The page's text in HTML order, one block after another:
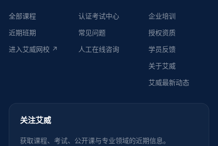
全部课程
近期班期
进入艾威网校 ↗
认证考试中心
常见问题
人工在线咨询
企业培训
授权资质
学员反馈
关于艾威
艾威最新动态
关注艾威
获取课程、考试、公开课与专业领域的近期信息。